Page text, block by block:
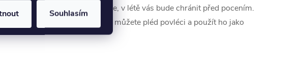
Souhlasím
v zimě vás dokonale zahřeje, v létě vás bude chránit před pocením.
připadal nepříjemný, můžete pléd povléci a použít ho jako